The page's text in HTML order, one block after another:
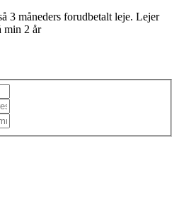
3 måneders forudbetalt leje. Lejer
min 2 år